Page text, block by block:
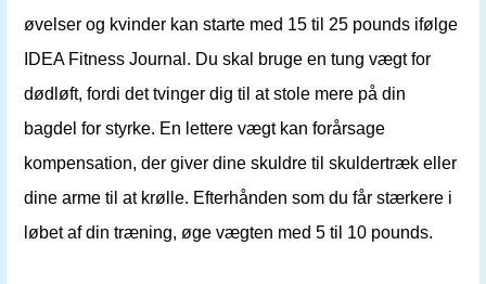
øvelser og kvinder kan starte med 15 til 25 pounds ifølge
IDEA Fitness Journal. Du skal bruge en tung vægt for
dødløft, fordi det tvinger dig til at stole mere på din
bagdel for styrke. En lettere vægt kan forårsage
kompensation, der giver dine skuldre til skuldertræk eller
dine arme til at krølle. Efterhånden som du får stærkere i
løbet af din træning, øge vægten med 5 til 10 pounds.